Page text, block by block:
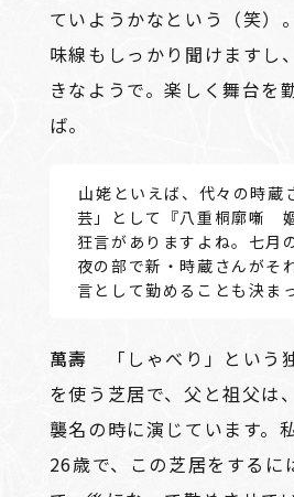
ていようかなという（笑）
味線もしっかり聞けますし
きなようで。楽しく舞台を
ば。
――山姥といえば、代々の時
芸」として『八重桐廓噺
狂言がありますよね。七月
夜の部で新・時蔵さんがそ
言として勤めることも決ま
萬壽 「しゃべり」という
を使う芝居で、父と祖父は
襲名の時に演じています。
26歳で、この芝居をするに